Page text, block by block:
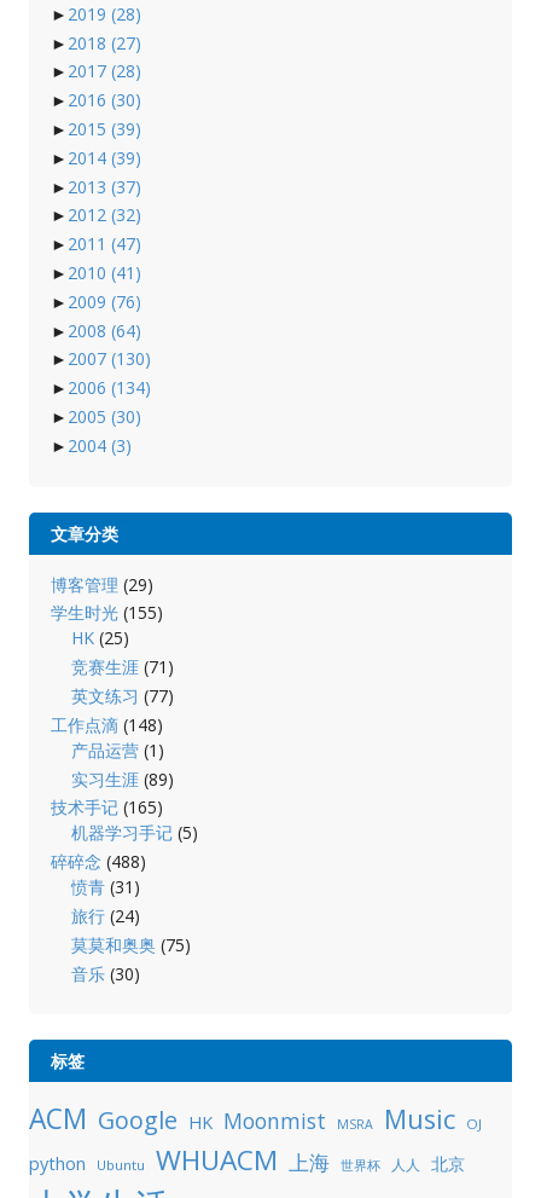
► 2019 (28)
► 2018 (27)
► 2017 (28)
► 2016 (30)
► 2015 (39)
► 2014 (39)
► 2013 (37)
► 2012 (32)
► 2011 (47)
► 2010 (41)
► 2009 (76)
► 2008 (64)
► 2007 (130)
► 2006 (134)
► 2005 (30)
► 2004 (3)
文章分类
博客管理 (29)
学生时光(155)
HK (25)
竞赛生涯 (71)
英文练习 (77)
工作点滴(148)
产品运营 (1)
实习生涯 (89)
技术手记(165)
机器学习手记 (5)
碎碎念 (488)
愤青 (31)
旅行 (24)
莫莫和奥奥 (75)
音乐 (30)
标签
ACM Google HK Moonmist MSRA Music OJ
python Ubuntu WHUACM 上海 世界杯 人人 北京